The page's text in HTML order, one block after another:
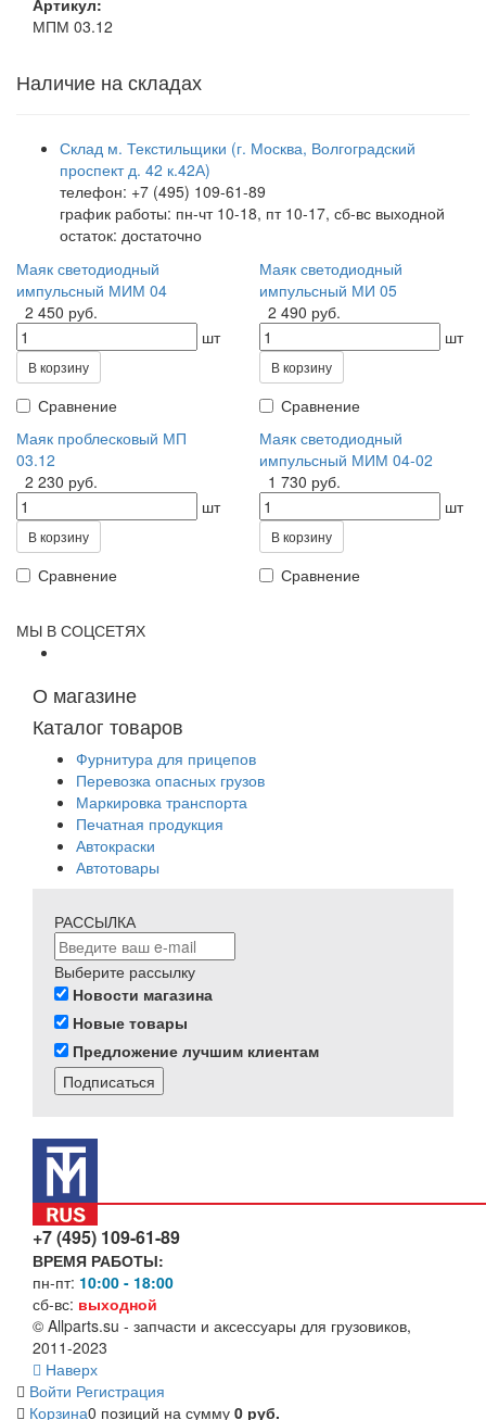
Артикул:
МПМ 03.12
Наличие на складах
Склад м. Текстильщики (г. Москва, Волгоградский
проспект д. 42 к.42А)
телефон: +7 (495) 109-61-89
график работы: пн-чт 10-18, пт 10-17, сб-вс выходной
остаток: достаточно
Маяк светодиодный
импульсный МИМ 04
2 450 руб.
шт
В корзину
Сравнение
Маяк светодиодный
импульсный МИ 05
2 490 руб.
шт
В корзину
Сравнение
Маяк проблесковый МП
03.12
2 230 руб.
шт
В корзину
Сравнение
Маяк светодиодный
импульсный МИМ 04-02
1 730 руб.
шт
В корзину
Сравнение
МЫ В СОЦСЕТЯХ
О магазине
Каталог товаров
Фурнитура для прицепов
Перевозка опасных грузов
Маркировка транспорта
Печатная продукция
Автокраски
Автотовары
РАССЫЛКА
Выберите рассылку
Новости магазина
Новые товары
Предложение лучшим клиентам
Подписаться
+7 (495) 109-61-89
ВРЕМЯ РАБОТЫ:
пн-пт: 10:00 - 18:00
сб-вс: выходной
© Allparts.su - запчасти и аксессуары для грузовиков,
2011-2023
Наверх
Войти Регистрация
Корзина0 позиций на сумму 0 руб.